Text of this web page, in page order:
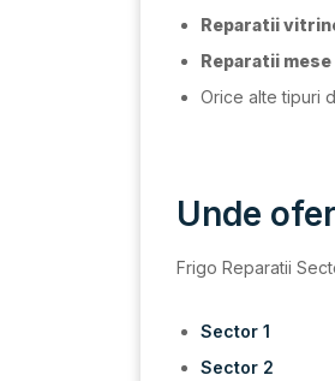
Reparatii
Reparatii
Orice alte tipuri
Unde
Frigo Reparatii
Sector 1
Sector 2